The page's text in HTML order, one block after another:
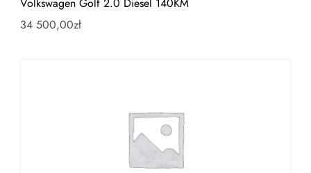
Volkswagen Golf 2.0 Diesel 140KM
34 500,00zł